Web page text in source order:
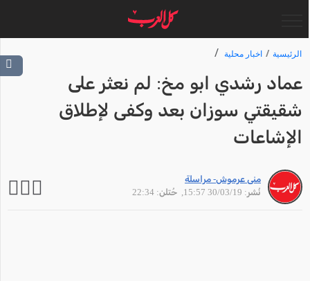
الرئيسية اخبار محلية
عماد رشدي ابو مخ: لم نعثر على
شقيقتي سوزان بعد وكفى لإطلاق
الإشاعات
منى عرموش- مراسلة
نُشر: 30/03/19 15:57
, حُتلن: 22:34